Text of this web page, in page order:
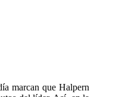
marcan que Halpern